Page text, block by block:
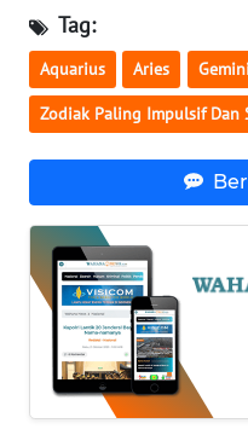
Tag:
Aquarius Aries
Zodiak Paling Impulsif Dan
WN
SULTRA
SULTENG
WN
SULBAR
WN